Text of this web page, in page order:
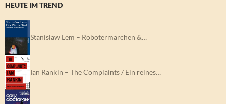
HEUTE IM TREND
Stanislaw Lem – Robotermärchen &…
Ian Rankin – The Complaints / Ein reines…